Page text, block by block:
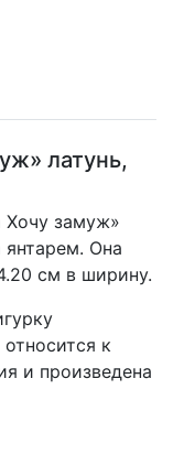
латунь,
Хочу замуж»
янтарем. Она
см в ширину.
к
и произведена